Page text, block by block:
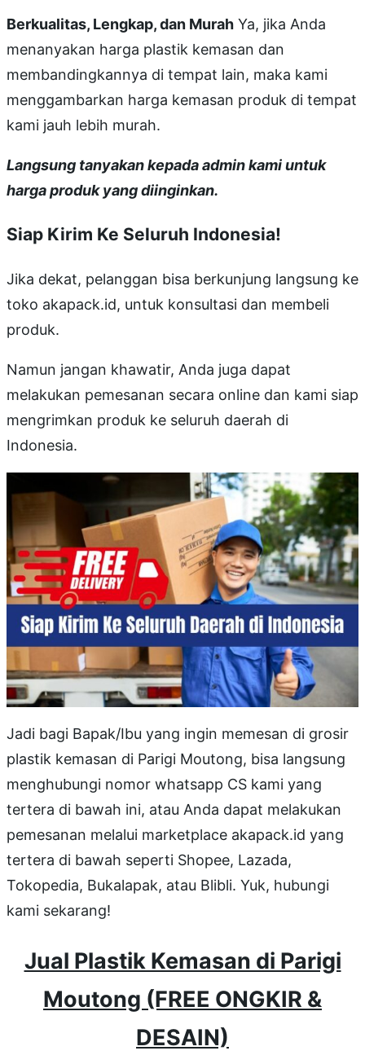
Berkualitas, Lengkap, dan Murah Ya, jika Anda
menanyakan harga plastik kemasan dan
membandingkannya di tempat lain, maka kami
menggambarkan harga kemasan produk di tempat
kami jauh lebih murah.
Langsung tanyakan kepada admin kami untuk
harga produk yang diinginkan.
Siap Kirim Ke Seluruh Indonesia!
Jika dekat, pelanggan bisa berkunjung langsung ke
toko akapack.id, untuk konsultasi dan membeli
produk.
Namun jangan khawatir, Anda juga dapat
melakukan pemesanan secara online dan kami siap
mengrimkan produk ke seluruh daerah di
Indonesia.
Jadi bagi Bapak/Ibu yang ingin memesan di grosir
plastik kemasan di Parigi Moutong, bisa langsung
menghubungi nomor whatsapp CS kami yang
tertera di bawah ini, atau Anda dapat melakukan
pemesanan melalui marketplace akapack.id yang
tertera di bawah seperti Shopee, Lazada,
Tokopedia, Bukalapak, atau Blibli. Yuk, hubungi
kami sekarang!
Jual Plastik Kemasan di Parigi
Moutong (FREE ONGKIR &
DESAIN)